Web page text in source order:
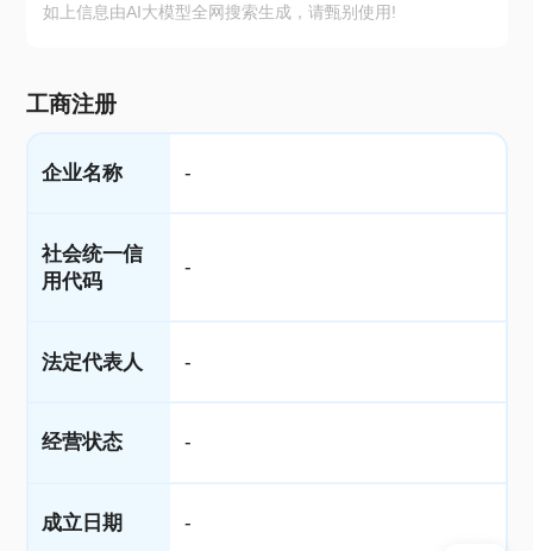
如上信息由AI大模型全网搜索生成，请甄别使用!
工商注册
企业名称 -
社会统一信
用代码
-
法定代表人 -
经营状态 -
成立日期 -